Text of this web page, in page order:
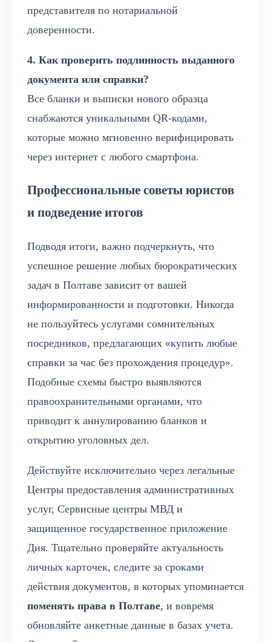
представителя по нотариальной
доверенности.
4. Как проверить подлинность выданного
документа или справки?
Все бланки и выписки нового образца
снабжаются уникальными QR-кодами,
которые можно мгновенно верифицировать
через интернет с любого смартфона.
Профессиональные советы юристов
и подведение итогов
Подводя итоги, важно подчеркнуть, что
успешное решение любых бюрократических
задач в Полтаве зависит от вашей
информированности и подготовки. Никогда
не пользуйтесь услугами сомнительных
посредников, предлагающих «купить любые
справки за час без прохождения процедур».
Подобные схемы быстро выявляются
правоохранительными органами, что
приводит к аннулированию бланков и
открытию уголовных дел.
Действуйте исключительно через легальные
Центры предоставления административных
услуг, Сервисные центры МВД и
защищенное государственное приложение
Дия. Тщательно проверяйте актуальность
личных карточек, следите за сроками
действия документов, в которых упоминается
поменять права в Полтаве, и вовремя
обновляйте анкетные данные в базах учета.